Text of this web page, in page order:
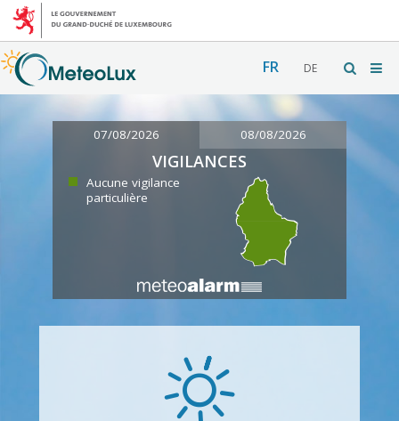
FR DE
07/08/2026 08/08/2026
VIGILANCES
Aucune vigilance
particulière